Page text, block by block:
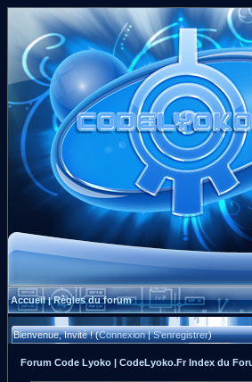
Accueil|Règles du forum
Bienvenue, Invité ! (Connexion|S'enregistrer)
Forum Code Lyoko | CodeLyoko.Fr Index du